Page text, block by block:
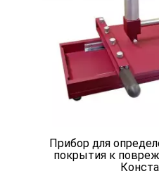
Прибор для
покрытия к